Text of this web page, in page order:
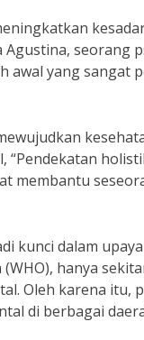
Agustina, seorang
awal yang sangat
“Pendekatan
membantu
kunci dalam
hanya
Oleh karena itu,
di berbagai